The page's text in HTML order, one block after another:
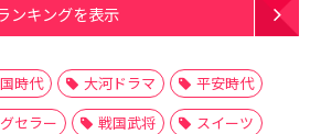
ンキングを表示
時代 大河ドラマ
平安時代
セラー 戦国武将
スイーツ